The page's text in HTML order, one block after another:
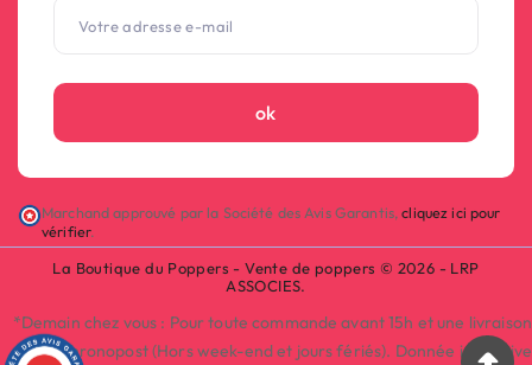
ok
Marchand approuvé par la Société des Avis Garantis,cliquez ici pour
vérifier.
La Boutique du Poppers - Vente de poppers © 2026 - LRP
ASSOCIES.
*Demain chez vous : Pour toute commande avant 15h et une livraison
par Chronopost (Hors week-end et jours fériés). Donnée indicative